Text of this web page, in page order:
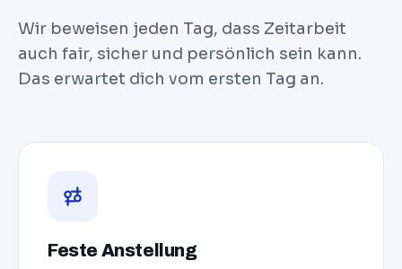
Wir beweisen jeden Tag, dass Zeitarbeit
auch fair, sicher und persönlich sein kann.
Das erwartet dich vom ersten Tag an.
Feste Anstellung